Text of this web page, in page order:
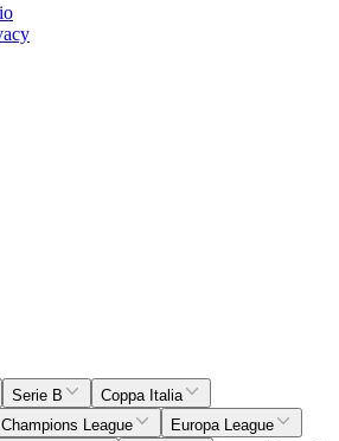
Serie B
Coppa Italia
Champions League
Europa League